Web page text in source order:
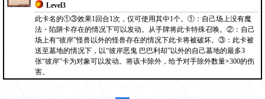
Level3
此卡名的①③效果1回合1次，仅可使用其中1个。①：自己场上没有魔
法・陷阱卡存在的情况下可以发动。从手牌将此卡特殊召唤。②：自己
场上有“彼岸”怪兽以外的怪兽存在的情况下此卡将被破坏。③：此卡被
送至墓地的情况下，以“彼岸恶鬼 巴巴利却”以外的自己墓地的最多3
张“彼岸”卡为对象可以发动。将该卡除外，给予对手除外数量×300的伤
害。